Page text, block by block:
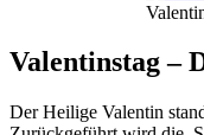
Valentinstag –
Der Heilige Valentin